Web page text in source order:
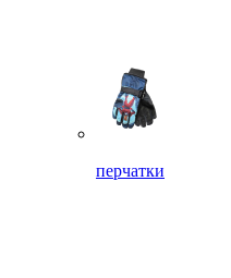
перчатки